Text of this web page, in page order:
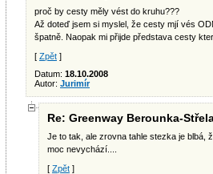
proč by cesty měly vést do kruhu???
Až doteď jsem si myslel, že cesty mjí vés
špatně. Naopak mi přijde představa cesty
[ Zpět ]
Datum: 18.10.2008
Autor: Jurimír
Re: Greenway Berounka-
Je to tak, ale zrovna tahle stezka je blbá,
moc nevychází....
[ Zpět ]